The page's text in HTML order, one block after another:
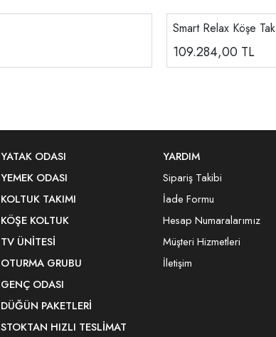
Smart Relax Köşe
109.284,00 TL
YATAK ODASI
YEMEK ODASI
KOLTUK TAKIMI
KÖŞE KOLTUK
TV ÜNITESI
OTURMA GRUBU
GENÇ ODASI
DÜĞÜN PAKETLERI
STOKTAN HIZLI TESLIMAT
YARDIM
Sipariş Takibi
İade Formu
Hesap Numaralarımız
Müşteri Hizmetleri
İletişim